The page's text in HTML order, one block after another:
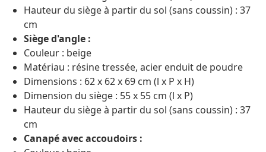
Hauteur du siège à partir du sol (sans coussin) : 37
cm
Siège d'angle :
Couleur : beige
Matériau : résine tressée, acier enduit de poudre
Dimensions : 62 x 62 x 69 cm (l x P x H)
Dimension du siège : 55 x 55 cm (l x P)
Hauteur du siège à partir du sol (sans coussin) : 37
cm
Canapé avec accoudoirs :